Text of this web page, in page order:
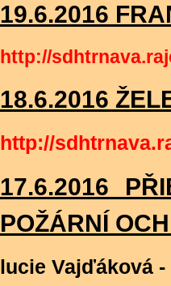
19.6.2016
http://
18.6.2016
http://
17.6.2016
POŽÁRNÍ
lucie Vajďáková